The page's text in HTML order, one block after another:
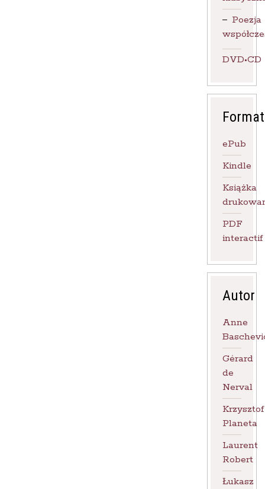
Poezja
DVD•CD
Format
ePub
Kindle
Książka
PDF
interactif
Autor
Anne
Gérard
de
Nerval
Krzysztof
Planeta
Laurent
Robert
Łukasz